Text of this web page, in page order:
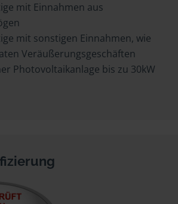
mit Einnahmen aus
mit sonstigen Einnahmen, wie
Veräußerungsgeschäften
Photovoltaikanlage bis zu 30kW